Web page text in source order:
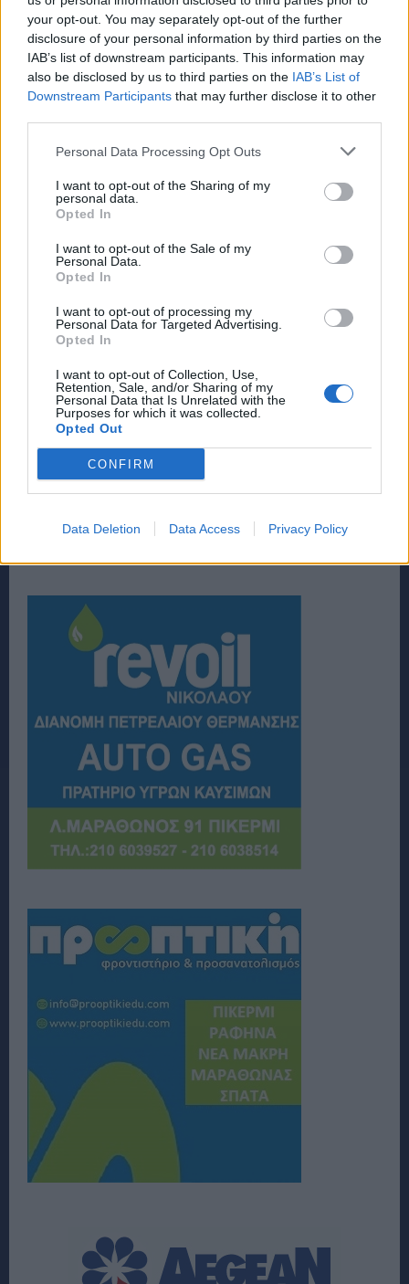
your opt-out. You may separately opt-out of the further
disclosure of your personal information by third parties on the
IAB’s list of downstream participants. This information may
also be disclosed by us to third parties on the IAB’s List of
Downstream Participants that may further disclose it to other
Personal Data Processing Opt Outs
I want to opt-out of the Sharing of my
personal data.
Opted In
I want to opt-out of the Sale of my
Personal Data.
Opted In
I want to opt-out of processing my
Personal Data for Targeted Advertising.
Opted In
I want to opt-out of Collection, Use,
Retention, Sale, and/or Sharing of my
Personal Data that Is Unrelated with the
Purposes for which it was collected.
Opted Out
CONFIRM
Data Deletion Data Access Privacy Policy